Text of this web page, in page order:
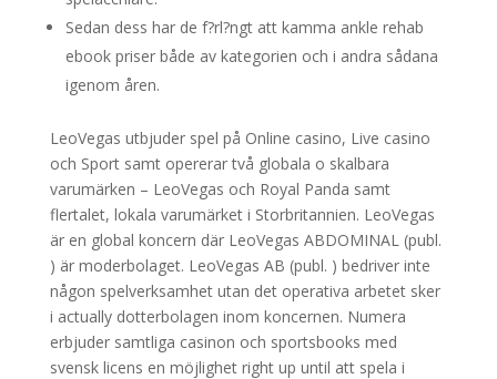
Sedan dess har de f?rl?ngt att kamma ankle rehab
ebook priser både av kategorien och i andra sådana
igenom åren.
LeoVegas utbjuder spel på Online casino, Live casino
och Sport samt opererar två globala o skalbara
varumärken – LeoVegas och Royal Panda samt
flertalet, lokala varumärket i Storbritannien. LeoVegas
är en global koncern där LeoVegas ABDOMINAL (publ.
) är moderbolaget. LeoVegas AB (publ. ) bedriver inte
någon spelverksamhet utan det operativa arbetet sker
i actually dotterbolagen inom koncernen. Numera
erbjuder samtliga casinon och sportsbooks med
svensk licens en möjlighet right up until att spela i